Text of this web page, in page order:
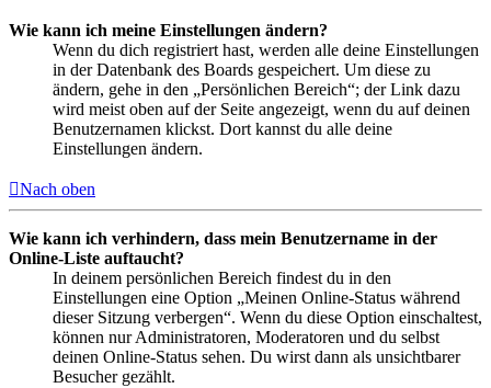
Wie kann ich meine Einstellungen ändern?
Wenn du dich registriert hast, werden alle deine Einstellungen
in der Datenbank des Boards gespeichert. Um diese zu
ändern, gehe in den „Persönlichen Bereich“; der Link dazu
wird meist oben auf der Seite angezeigt, wenn du auf deinen
Benutzernamen klickst. Dort kannst du alle deine
Einstellungen ändern.
Nach oben
Wie kann ich verhindern, dass mein Benutzername in der
Online-Liste auftaucht?
In deinem persönlichen Bereich findest du in den
Einstellungen eine Option „Meinen Online-Status während
dieser Sitzung verbergen“. Wenn du diese Option einschaltest,
können nur Administratoren, Moderatoren und du selbst
deinen Online-Status sehen. Du wirst dann als unsichtbarer
Besucher gezählt.